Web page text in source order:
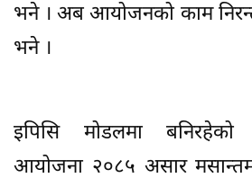
भने । अब आयोजनको काम
भने ।
इपिसि मोडलमा बनिरहेको
आयोजना २०८५ असार